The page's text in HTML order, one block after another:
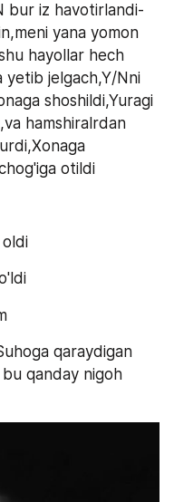
bur iz havotirlandi-
yana yomon
hayollar hech
yetib jelgach,Y/Nni
shoshildi,Yuragi
hamshiralrdan
otildi
qaraydigan
qanday nigoh